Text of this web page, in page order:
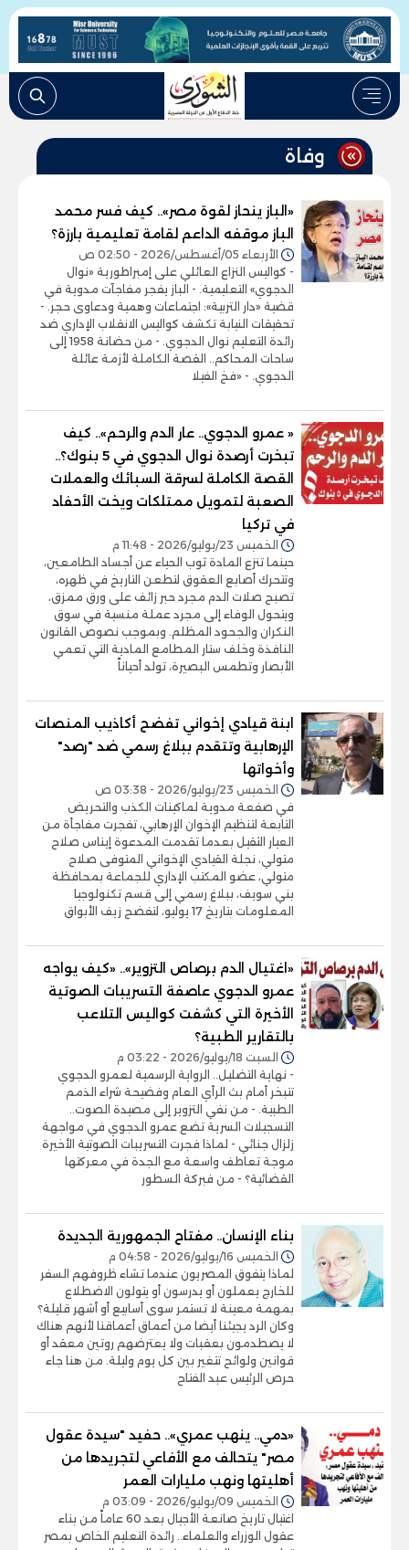
وفاة
«الباز ينحاز لقوة مصر».. كيف فسر محمد
الباز موقفه الداعم لقامة تعليمية بارزة؟
الأربعاء 05/أغسطس/2026 - 02:50 ص
- كواليس النزاع العائلي على إمبراطورية «نوال
الدجوي» التعليمية. - الباز يفجر مفاجآت مدوية في
قضية «دار التربية»: اجتماعات وهمية ودعاوى حجر. -
تحقيقات النيابة تكشف كواليس الانقلاب الإداري ضد
رائدة التعليم نوال الدجوي. - من حضانة 1958 إلى
ساحات المحاكم.. القصة الكاملة لأزمة عائلة
الدجوي. - «فخ الفيلا
« عمرو الدجوي.. عار الدم والرحم».. كيف
تبخرت أرصدة نوال الدجوي في 5 بنوك؟..
القصة الكاملة لسرقة السبائك والعملات
الصعبة لتمويل ممتلكات ويخت الأحفاد
في تركيا
الخميس 23/يوليو/2026 - 11:48 م
حينما تنزع المادة ثوب الحياء عن أجساد الطامعين،
وتتحرك أصابع العقوق لتطعن التاريخ في ظهره،
تصبح صلات الدم مجرد حبر زائف على ورق ممزق،
ويتحول الوفاء إلى مجرد عملة منسية في سوق
النكران والجحود المظلم. وبموجب نصوص القانون
النافذة وخلف ستار المطامع المادية التي تعمي
الأبصار وتطمس البصيرة، تولد أحياناً
ابنة قيادي إخواني تفضح أكاذيب المنصات
الإرهابية وتتقدم ببلاغ رسمي ضد "رصد"
وأخواتها
الخميس 23/يوليو/2026 - 03:38 ص
في صفعة مدوية لماكينات الكذب والتحريض
التابعة لتنظيم الإخوان الإرهابي، تفجرت مفاجأة من
العيار الثقيل بعدما تقدمت المدعوة إيناس صلاح
متولي، نجلة القيادي الإخواني المتوفى صلاح
متولي، عضو المكتب الإداري للجماعة بمحافظة
بني سويف، ببلاغ رسمي إلى قسم تكنولوجيا
المعلومات بتاريخ 17 يوليو، لتفضح زيف الأبواق
«اغتيال الدم برصاص التزوير».. «كيف يواجه
عمرو الدجوي عاصفة التسريبات الصوتية
الأخيرة التي كشفت كواليس التلاعب
بالتقارير الطبية؟
السبت 18/يوليو/2026 - 03:22 م
- نهاية التضليل.. الرواية الرسمية لعمرو الدجوي
تتبخر أمام بث الرأي العام وفضيحة شراء الذمم
الطبية. - من نفي التزوير إلى مصيدة الصوت..
التسجيلات السرية تضع عمرو الدجوي في مواجهة
زلزال جنائي - لماذا فجرت التسريبات الصوتية الأخيرة
موجة تعاطف واسعة مع الجدة في معركتها
القضائية؟ - من فبركة السطور
بناء الإنسان.. مفتاح الجمهورية الجديدة
الخميس 16/يوليو/2026 - 04:58 م
لماذا يتفوق المصريون عندما تشاء ظروفهم السفر
للخارج يعملون أو يدرسون أو يتولون الاضطلاع
بمهمة معينة لا تستمر سوى أسابيع أو أشهر قليلة؟
وكان الرد يجيئنا أيضا من أعماق أعماقنا لأنهم هناك
لا يصطدمون بعقبات ولا يعترضهم روتين معقد أو
قوانين ولوائح تتغير بين كل يوم وليلة. من هنا جاء
حرص الرئيس عبد الفتاح
«دمي.. ينهب عمري».. حفيد "سيدة عقول
مصر" يتحالف مع الأفاعي لتجريدها من
أهليتها ونهب مليارات العمر
الخميس 09/يوليو/2026 - 03:09 م
اغتيال تاريخ صانعة الأجيال بعد 60 عاماً من بناء
عقول الوزراء والعلماء.. رائدة التعليم الخاص بمصر